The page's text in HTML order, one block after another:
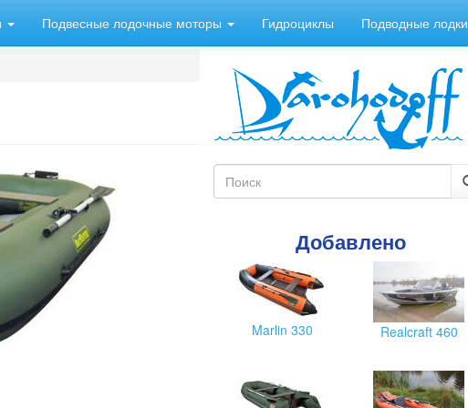
Подвесные лодочные моторы Гидроциклы Подводные лодки
Форма
поиска
Добавлено
Marlin 330 Realcraft 460